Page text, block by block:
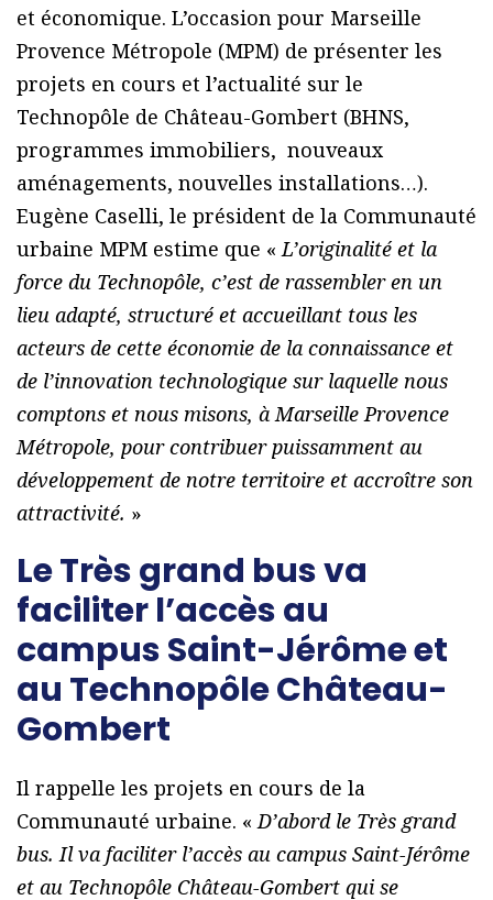
et économique. L’occasion pour Marseille
Provence Métropole (MPM) de présenter les
projets en cours et l’actualité sur le
Technopôle de Château-Gombert (BHNS,
programmes immobiliers, nouveaux
aménagements, nouvelles installations…).
Eugène Caselli, le président de la Communauté
urbaine MPM estime que «L’originalité et la
force du Technopôle, c’est de rassembler en un
lieu adapté, structuré et accueillant tous les
acteurs de cette économie de la connaissance et
de l’innovation technologique sur laquelle nous
comptons et nous misons, à Marseille Provence
Métropole, pour contribuer puissamment au
développement de notre territoire et accroître son
attractivité. »
Le Très grand bus va
faciliter l’accès au
campus Saint-Jérôme et
au Technopôle Château-
Gombert
Il rappelle les projets en cours de la
Communauté urbaine. «D’abord le Très grand
bus. Il va faciliter l’accès au campus Saint-Jérôme
et au Technopôle Château-Gombert qui se